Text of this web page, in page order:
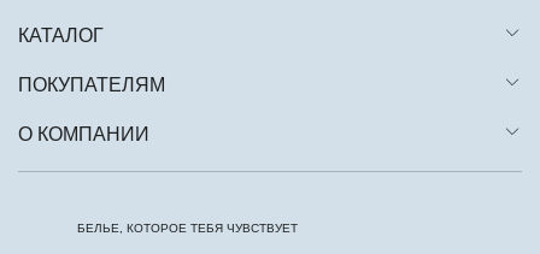
КАТАЛОГ
ПОКУПАТЕЛЯМ
О КОМПАНИИ
БЕЛЬЕ, КОТОРОЕ ТЕБЯ ЧУВСТВУЕТ